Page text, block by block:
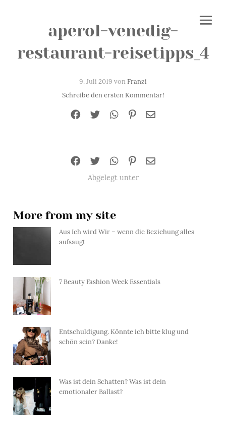
aperol-venedig-
restaurant-reisetipps_4
9. Juli 2019 vonFranzi
Schreibe den ersten Kommentar!
Abgelegt unter
More from my site
Aus Ich wird Wir – wenn die Beziehung alles
aufsaugt
7 Beauty Fashion Week Essentials
Entschuldigung. Könnte ich bitte klug und
schön sein? Danke!
Was ist dein Schatten? Was ist dein
emotionaler Ballast?